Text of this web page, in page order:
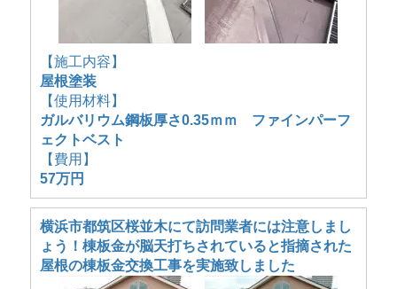
【施工内容】
屋根塗装
【使用材料】
ガルバリウム鋼板厚さ0.35ｍｍ ファインパーフ
ェクトベスト
【費用】
57万円
横浜市都筑区桜並木にて訪問業者には注意しまし
ょう！棟板金が脳天打ちされていると指摘された
屋根の棟板金交換工事を実施致しました